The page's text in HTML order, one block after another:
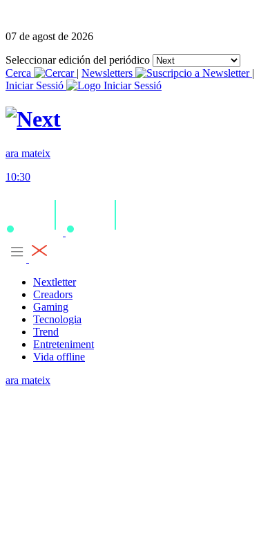
07 de agost de 2026
Seleccionar edición del periódico
Cerca
| Newsletters
|
Iniciar Sessió
ara mateix
10:30
Nextletter
Creadors
Gaming
Tecnologia
Trend
Entreteniment
Vida offline
ara mateix